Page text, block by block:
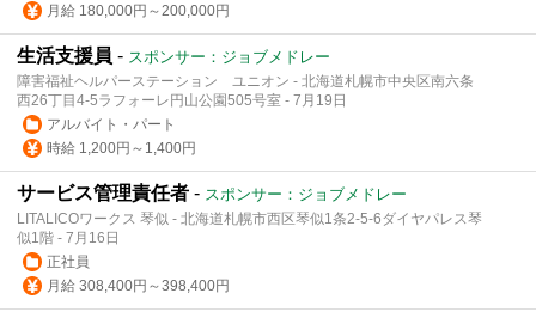
月給 180,000円～200,000円
生活支援員 - スポンサー：ジョブメドレー
障害福祉ヘルパーステーション ユニオン - 北海道札幌市中央区南六条
西26丁目4-5ラフォーレ円山公園505号室 - 7月19日
アルバイト・パート
時給 1,200円～1,400円
サービス管理責任者 - スポンサー：ジョブメドレー
LITALICOワークス 琴似 - 北海道札幌市西区琴似1条2-5-6ダイヤパレス琴
似1階 - 7月16日
正社員
月給 308,400円～398,400円